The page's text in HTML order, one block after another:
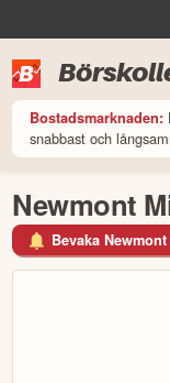
Bostadsmarknaden:
snabbast och
Newmont
Bevaka